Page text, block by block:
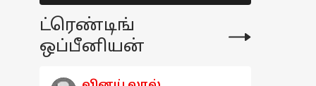
ட்ரெண்டிங்
ஒப்பீனியன்